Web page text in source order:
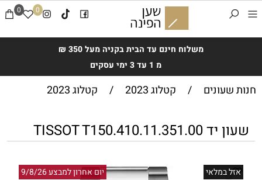
משלוח חינם עד הבית בקניה מעל 350 ₪
מ 1 עד 3 ימי עסקים
0 0
חנות שעונים / קטלוג 2023 / קטלוג 2023
שעון יד TISSOT T150.410.11.351.00
יום אחרון למבצע 9/8/26 אזל במלאי